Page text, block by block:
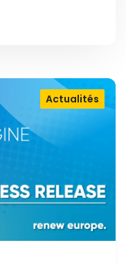
Actualités